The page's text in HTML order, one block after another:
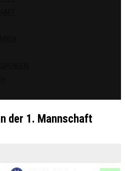
der 1. Mannschaft